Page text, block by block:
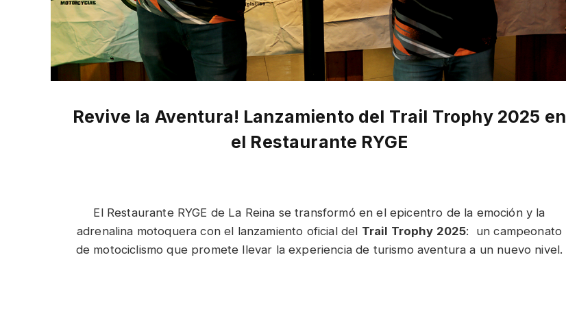
Revive la Aventura! Lanzamiento del Trail Trophy 2025 en
el Restaurante RYGE
El Restaurante RYGE de La Reina se transformó en el epicentro de la emoción y la
adrenalina motoquera con el lanzamiento oficial del Trail Trophy 2025: un campeonato
de motociclismo que promete llevar la experiencia de turismo aventura a un nuevo nivel.